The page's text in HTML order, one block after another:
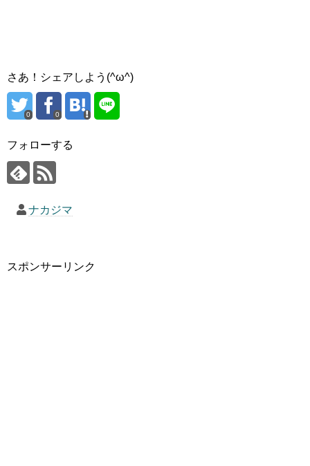
さあ！シェアしよう(^ω^)
0 0
フォローする
ナカジマ
スポンサーリンク